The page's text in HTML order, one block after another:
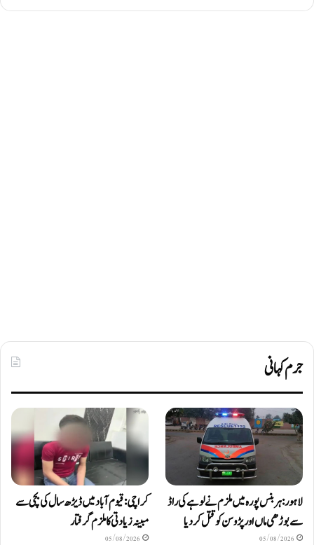
جرم کہانی
لاہور: ہربنس پورہ میں ملزم نے لوہے کی راڈ
سے بوڑھی ماں اور پڑوسن کو قتل کر دیا
05/08/2026
کراچی: قیوم آباد میں ڈیڑھ سال کی بچی سے
مبینہ زیادتی کا ملزم گرفتار
05/08/2026